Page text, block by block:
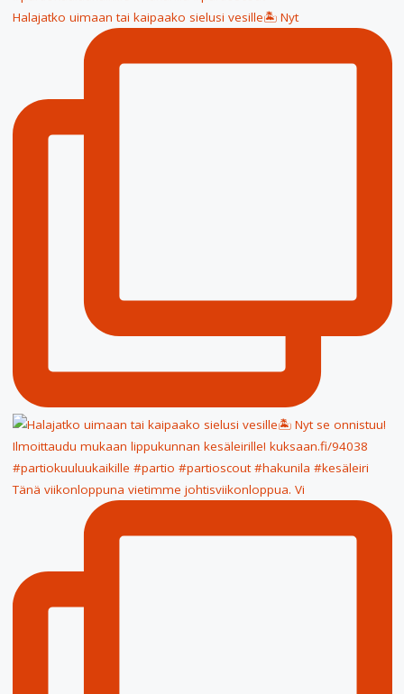
Halajatko uimaan tai kaipaako sielusi vesille🏝 Nyt
Tänä viikonloppuna vietimme johtisviikonloppua. Vi